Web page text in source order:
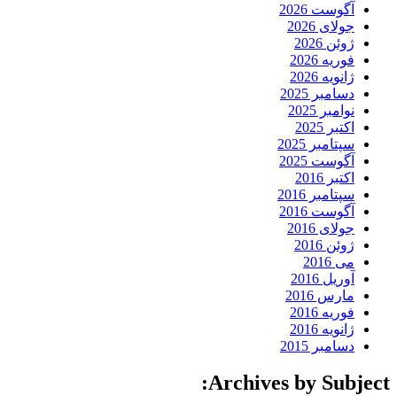
آگوست 2026
جولای 2026
ژوئن 2026
فوریه 2026
ژانویه 2026
دسامبر 2025
نوامبر 2025
اکتبر 2025
سپتامبر 2025
آگوست 2025
اکتبر 2016
سپتامبر 2016
آگوست 2016
جولای 2016
ژوئن 2016
می 2016
آوریل 2016
مارس 2016
فوریه 2016
ژانویه 2016
دسامبر 2015
Archives by Subject: